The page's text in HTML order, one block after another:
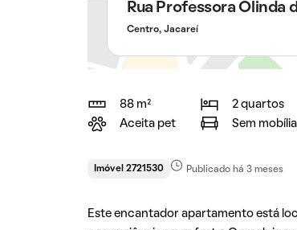
Rua Professora Olinda
Centro, Jacareí
88 m² 2 quartos
Aceita pet
Sem mobília
Imóvel 2721530 Publicado há 3 meses
Este encantador apartamento está